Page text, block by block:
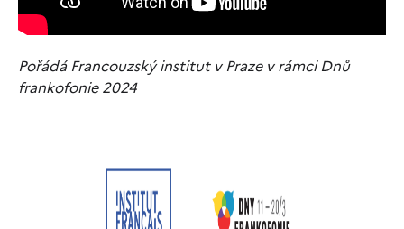
Pořádá Francouzský institut v Praze v rámci Dnů
frankofonie 2024